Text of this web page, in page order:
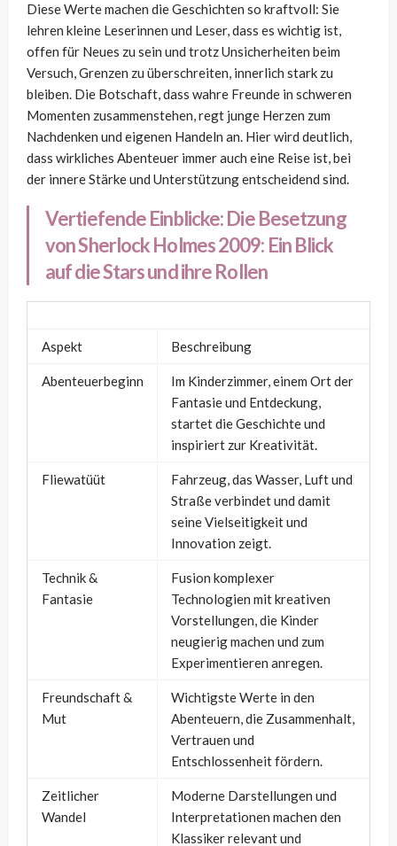
Diese Werte machen die Geschichten so kraftvoll: Sie
lehren kleine Leserinnen und Leser, dass es wichtig ist,
offen für Neues zu sein und trotz Unsicherheiten beim
Versuch, Grenzen zu überschreiten, innerlich stark zu
bleiben. Die Botschaft, dass wahre Freunde in schweren
Momenten zusammenstehen, regt junge Herzen zum
Nachdenken und eigenen Handeln an. Hier wird deutlich,
dass wirkliches Abenteuer immer auch eine Reise ist, bei
der innere Stärke und Unterstützung entscheidend sind.
Vertiefende Einblicke:Die Besetzung
von Sherlock Holmes 2009: Ein Blick
auf die Stars und ihre Rollen
Aspekt Beschreibung
Abenteuerbeginn
Im Kinderzimmer, einem Ort der
Fantasie und Entdeckung,
startet die Geschichte und
inspiriert zur Kreativität.
Fliewatüüt
Fahrzeug, das Wasser, Luft und
Straße verbindet und damit
seine Vielseitigkeit und
Innovation zeigt.
Technik &
Fantasie
Fusion komplexer
Technologien mit kreativen
Vorstellungen, die Kinder
neugierig machen und zum
Experimentieren anregen.
Freundschaft &
Mut
Wichtigste Werte in den
Abenteuern, die Zusammenhalt,
Vertrauen und
Entschlossenheit fördern.
Zeitlicher
Wandel
Moderne Darstellungen und
Interpretationen machen den
Klassiker relevant und